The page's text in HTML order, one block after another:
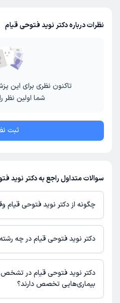
نظرات درباره دکتر نوید فتوحی قیام
تاکنون نظری برای این
شما اولین نظر
ثبت
سوالات متداول راجع به دکتر نوید
چگونه از دکتر نوید فتوحی قیام
در صورتی کهدکتر نوید فتوحی قیامدارای
پلتفرم دکترتو باشند، می‌توانید از طریق
در صورت فعال بودن پروفایل پزشک در
آدرس مطب، شماره تماس، برنامه حضور
سایر اطلاعات مرتبط با خدمات پزشکی و
در دکترتو در دسترس باشد
دکتر نوید فتوحی قیام در چه
دکتر نوید فتوحی قیام در رشته‌های زیر
عمومی
دکتر نوید فتوحی قیام در
بیماری‌هایی تخصص دارند؟